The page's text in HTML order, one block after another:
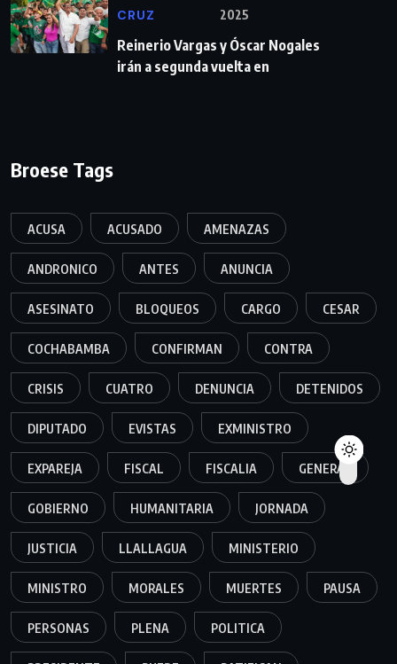
CRUZ
2025
Reinerio Vargas y Óscar Nogales
irán a segunda vuelta en
Broese Tags
ACUSA ACUSADO AMENAZAS
ANDRONICO ANTES ANUNCIA
ASESINATO BLOQUEOS CARGO CESAR
COCHABAMBA CONFIRMAN CONTRA
CRISIS CUATRO DENUNCIA DETENIDOS
DIPUTADO EVISTAS EXMINISTRO
EXPAREJA FISCAL FISCALIA GENERAL
GOBIERNO HUMANITARIA JORNADA
JUSTICIA LLALLAGUA MINISTERIO
MINISTRO MORALES MUERTES PAUSA
PERSONAS PLENA POLITICA